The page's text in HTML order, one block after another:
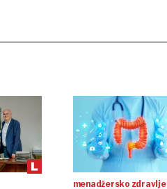
menadžersko zdravlje